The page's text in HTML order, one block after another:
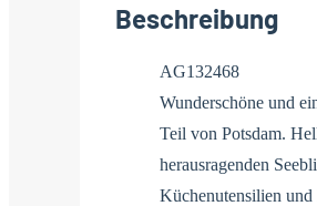
Beschreibung
AG132468
Wunderschöne und
Teil von Potsdam.
herausragenden
Küchenutensilien